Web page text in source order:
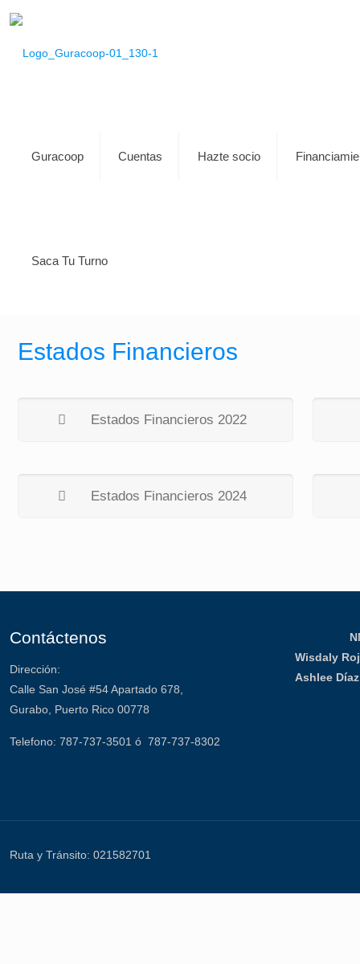
Guracoop Cuentas Hazte socio
Saca Tu Turno
Estados Financieros
Estados Financieros 2022
Estados Financieros 2024
Contáctenos
Dirección:
Calle San José #54 Apartado 678,
Gurabo, Puerto Rico 00778
Telefono: 787-737-3501 ó 787-737-8302
Wisdaly
Ashlee
Ruta y Tránsito: 021582701